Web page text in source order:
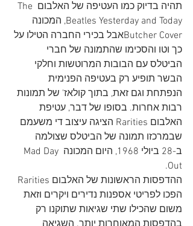
תהיה בדיוק כמו העטיפה של האלבום The
Beatles Yesterday and Today, המכונה
Butcher Coverאבל בכירי החברה הטילו על
כך וטו והסכימו שהתמונה של חברי
הביטלס עם הבובות המרוטשות וחלקי
הבשר תופיע רק בעטיפה הפנימית
הנפתחת וגם זאת, בתוך קולאז' של תמונות
רבות אחרות. בסופו של דבר, עטיפת
האלבום Rarities הציגה עיצוב די משעמם
שבמרכזו תמונה של הביטלס שצולמה
ב-28 ביולי 1968, היום המכונה Mad Day
Out.
הפכו לפריטי אספנות נדירים ויקרים וזאת
משום שהכילו שתי שגיאות שתוקנו רק